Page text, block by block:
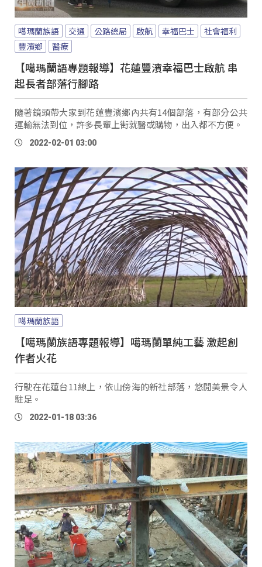
噶瑪蘭族語 交通 公路總局 啟航 幸福巴士
社會福利
豐濱鄉
醫療
【噶瑪蘭語專題報導】花蓮豐濱幸福巴士啟航 串
起長者部落行腳路
隨著鏡頭帶大家到花蓮豐濱鄉內共有14個部落，有部分公共
運輸無法到位，許多長輩上街就醫或購物，出入都不方便。
2022-02-01 03:00
噶瑪蘭族語
【噶瑪蘭族語專題報導】噶瑪蘭單純工藝 激起創
作者火花
行駛在花蓮台11線上，依山傍海的新社部落，悠閒美景令人
駐足。
2022-01-18 03:36